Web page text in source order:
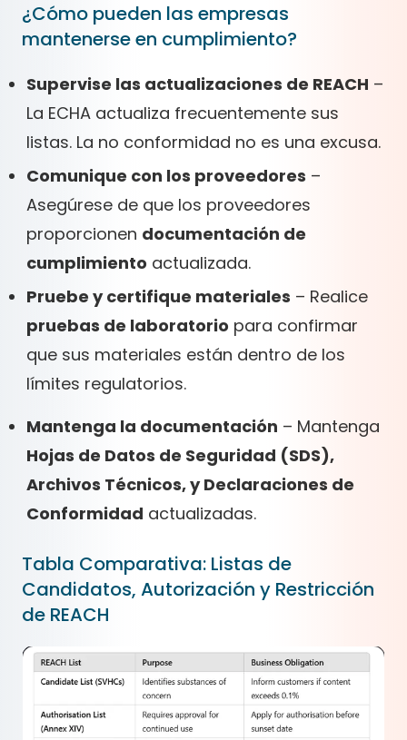
¿Cómo pueden las empresas
mantenerse en cumplimiento?
Supervise las actualizaciones de REACH –
La ECHA actualiza frecuentemente sus
listas. La no conformidad no es una excusa.
Comunique con los proveedores –
Asegúrese de que los proveedores
proporcionen documentación de
cumplimiento actualizada.
Pruebe y certifique materiales – Realice
pruebas de laboratorio para confirmar
que sus materiales están dentro de los
límites regulatorios.
Mantenga la documentación – Mantenga
Hojas de Datos de Seguridad (SDS),
Archivos Técnicos, y Declaraciones de
Conformidad actualizadas.
Tabla Comparativa: Listas de
Candidatos, Autorización y Restricción
de REACH